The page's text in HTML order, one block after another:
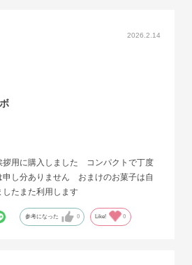
2026.2.14
拶用に購入しました コンパクトで丁度
し分ありません おまけのお菓子は自
たまた利用します
参考になった 0 Like! 0